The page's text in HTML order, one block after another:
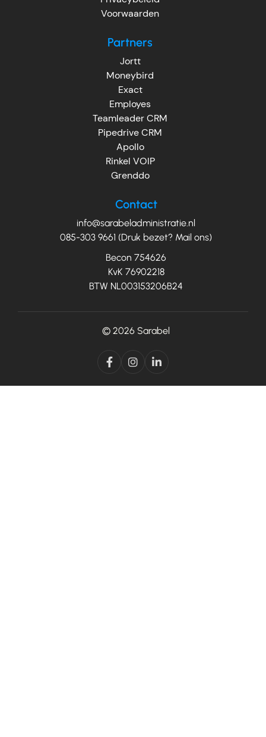
Voorwaarden
Partners
Jortt
Moneybird
Exact
Employes
Teamleader CRM
Pipedrive CRM
Apollo
Rinkel VOIP
Grenddo
Contact
info@sarabeladministratie.nl
085-303 9661 (Druk bezet? Mail ons)
Becon 754626
KvK 76902218
BTW NL003153206B24
© 2026 Sarabel
  